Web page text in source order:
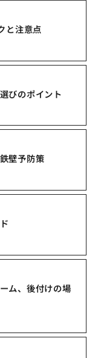
と注意点
びのポイント
壁予防策
ム、後付けの場